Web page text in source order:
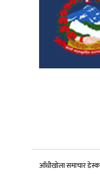
आँधीखोला समाचार डेस्क